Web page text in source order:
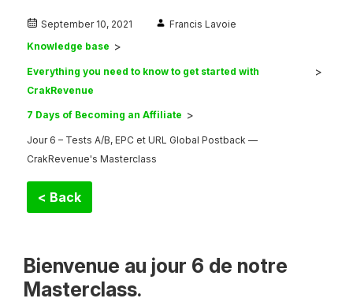
September 10, 2021
Francis Lavoie
Knowledge base
Everything you need to know to get started with
CrakRevenue
7 Days of Becoming an Affiliate
Jour 6 – Tests A/B, EPC et URL Global Postback —
CrakRevenue's Masterclass
< Back
Bienvenue au jour 6 de notre
Masterclass.